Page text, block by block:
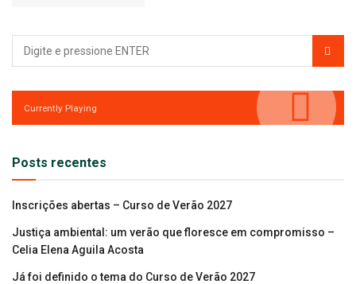
Currently Playing
Posts recentes
Inscrições abertas – Curso de Verão 2027
Justiça ambiental: um verão que floresce em compromisso –
Celia Elena Aguila Acosta
Já foi definido o tema do Curso de Verão 2027